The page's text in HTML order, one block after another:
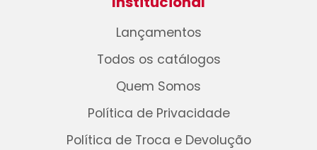
Lançamentos
Todos os catálogos
Quem Somos
Política de Privacidade
Política de Troca e Devolução